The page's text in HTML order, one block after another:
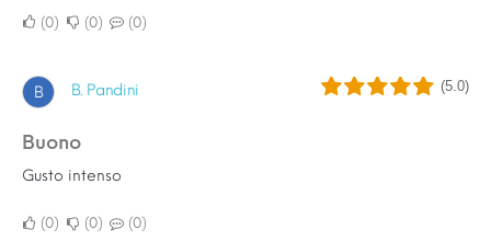
0 0 0
B B. Pandini (5.0)
Buono
Gusto intenso
0 0 0